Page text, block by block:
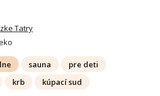
Tatry
sauna
pre deti
krb
kúpací sud